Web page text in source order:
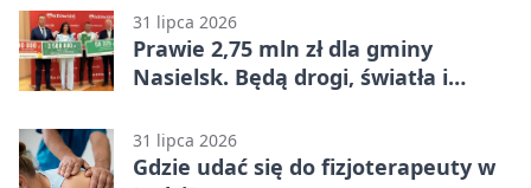
31 lipca 2026
Prawie 2,75 mln zł dla gminy
Nasielsk. Będą drogi, światła i
31 lipca 2026
Gdzie udać się do fizjoterapeuty w